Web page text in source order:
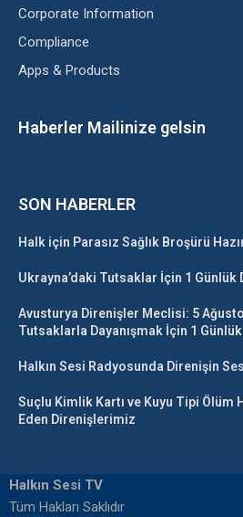
Corporate Information
Compliance
Apps & Products
Haberler Mailinize gelsin
SON HABERLER
Halk için Parasız Sağlık Broşürü
Ukrayna’daki Tutsaklar İçin 1 Günlük
Avusturya Direnişler Meclisi: 5
Tutsaklarla Dayanışmak İçin 1 Günlük
Halkın Sesi Radyosunda Direnişin
Suçlu Kimlik Kartı ve Kuyu Tipi Ölüm
Eden Direnişlerimiz
Halkın Sesi TV
Tüm Hakları Saklıdır